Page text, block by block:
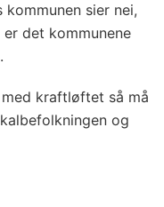
sier nei,
det kommunene
kraftløftet så må
og